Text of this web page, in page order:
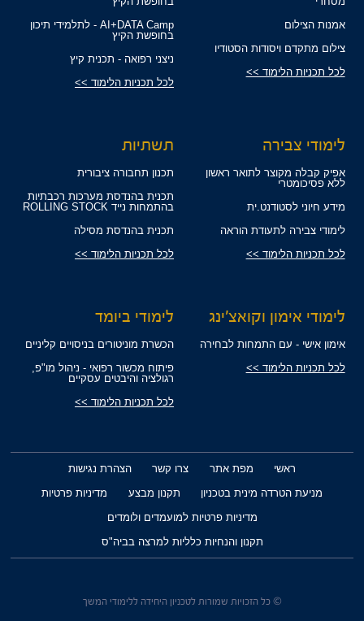
אמנות הצילום
צילום מתקדם ויסודות הסטודיו
לכל תכניות הלימוד >>
AI+DATA Camp - לתלמידי תיכון
בחופשת הקיץ
ניצני רפואה - תכנית קיץ
לכל תכניות הלימוד >>
לימודי צבירה
אפיק קבלה מקוצר לתואר ראשון
ללא פסיכומטרי
מידע חיוני לסטודנט.ית
לימודי צבירה לתעודת הוראה
לכל תכניות הלימוד >>
תשתיות
תכנון תחבורה ציבורית
תכנית בהנדסת מערכות רכבתיות
בהתמחות נייד ROLLING STOCK
תכנית בהנדסת מסילה
לכל תכניות הלימוד >>
לימודי אימון וקואצ'ינג
אימון אישי - עם התמחות לבחירה
לכל תכניות הלימוד >>
לימודי ביומד
הכשרת מוניטורים בניסויים קליניים
פיתוח מכשור רפואי - ניהול מו"פ,
רגולציה והיבטים עסקיים
לכל תכניות הלימוד >>
ראשי מפת אתר צרו קשר
הצהרת נגישות
מניעת הטרדה מינית בטכניון
תקנון מבצע
מדיניות פרטיות
מדיניות פרטיות למועמדים ולומדים
תקנון והנחיות כלליות למרצה בביה"ס
© כל הזכויות שמורות לטכניון היחידה ללימודי המשך